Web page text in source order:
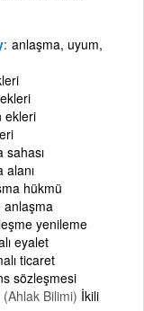
anlaşma, uyum,
ekleri
sahası
alanı
hükmü
anlaşma
yenileme
eyalet
ticaret
sözleşmesi
(Ahlak Bilimi) İkili